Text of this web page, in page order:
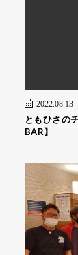
2022.08.13
ともひさの
BAR】